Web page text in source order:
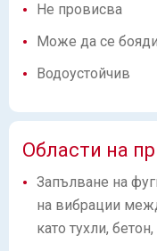
Не провисва
Може да се
Водоустойчив
Области на
Запълване на
на вибрации
като тухли,